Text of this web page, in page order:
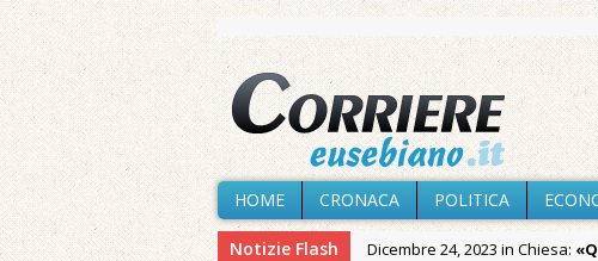
HOME CRONACA POLITICA
Notizie Flash Dicembre 24, 2023 in Chiesa: